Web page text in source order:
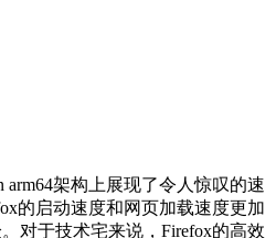
arm64架构上展现了令人惊叹的速
的启动速度和网页加载速度更加
对于技术宅来说，Firefox的高效